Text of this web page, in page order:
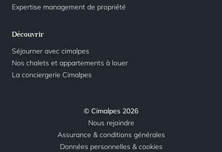
Expertise management de propriété
Découvrir
Séjourner avec cimalpes
Nos chalets et appartements à louer
La conciergerie Cimalpes
© Cimalpes 2026
Nous rejoindre
Assurance & conditions générales
Données personnelles & cookies